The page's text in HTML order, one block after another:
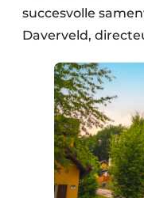
succesvolle
Daverveld,